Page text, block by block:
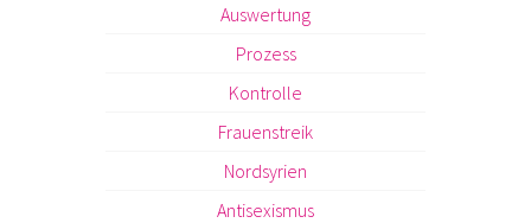
Auswertung
Prozess
Kontrolle
Frauenstreik
Nordsyrien
Antisexismus